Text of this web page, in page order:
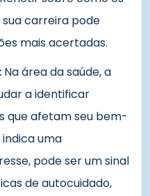
carreira pode
mais acertadas.
Na área da saúde, a
a identificar
que afetam seu bem-
uma
pode ser um sinal
de autocuidado,